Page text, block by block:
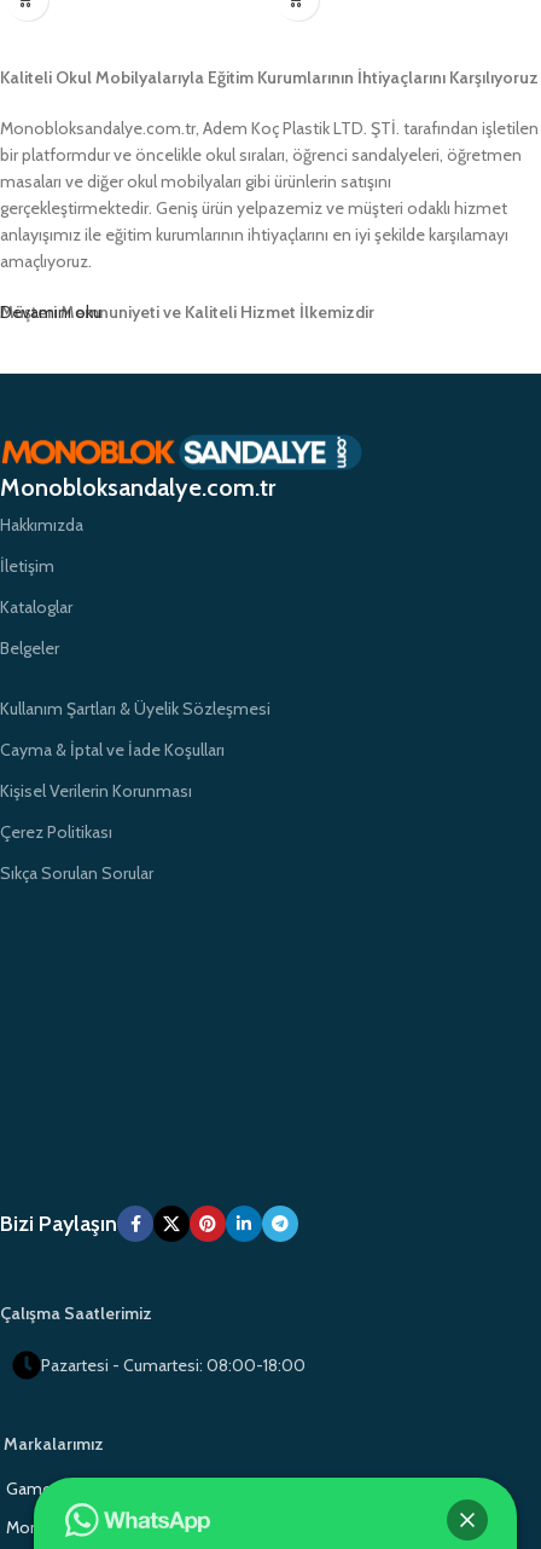
Kaliteli Okul Mobilyalarıyla Eğitim Kurumlarının İhtiyaçlarını Karşılıyoruz
Monobloksandalye.com.tr, Adem Koç Plastik LTD. ŞTİ. tarafından işletilen
bir platformdur ve öncelikle okul sıraları, öğrenci sandalyeleri, öğretmen
masaları ve diğer okul mobilyaları gibi ürünlerin satışını
gerçekleştirmektedir. Geniş ürün yelpazemiz ve müşteri odaklı hizmet
anlayışımız ile eğitim kurumlarının ihtiyaçlarını en iyi şekilde karşılamayı
amaçlıyoruz.
Müşteri Memnuniyeti ve Kaliteli Hizmet İlkemizdir
zamanında teslimat garantimizle eğitim kurumlarının ihtiyaçlarına hızlı ve
etkili çözümler sunarak sektörde öncü bir konumda yer almayı
amaçlıyoruz.
Devamını oku
Monobloksandalye.com.tr
Hakkımızda
İletişim
Kataloglar
Belgeler
Kullanım Şartları & Üyelik Sözleşmesi
Cayma & İptal ve İade Koşulları
Kişisel Verilerin Korunması
Çerez Politikası
Sıkça Sorulan Sorular
Bizi Paylaşın
Çalışma Saatlerimiz
Pazartesi - Cumartesi: 08:00-18:00
Markalarımız
Gamo Okul Mobilyaları
Monoblok Sandalye